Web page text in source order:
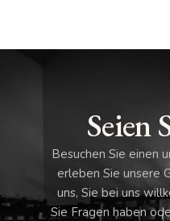
Seien
Besuchen Sie einen
erleben Sie unsere
uns, Sie bei uns
Sie Fragen haben